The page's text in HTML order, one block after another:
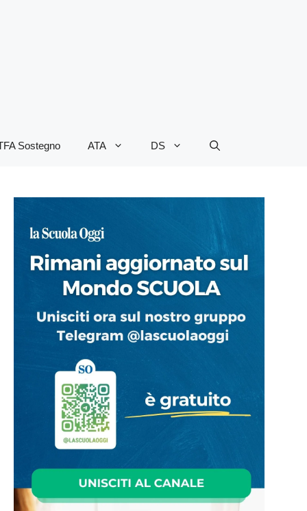
Sostegno ATA DS